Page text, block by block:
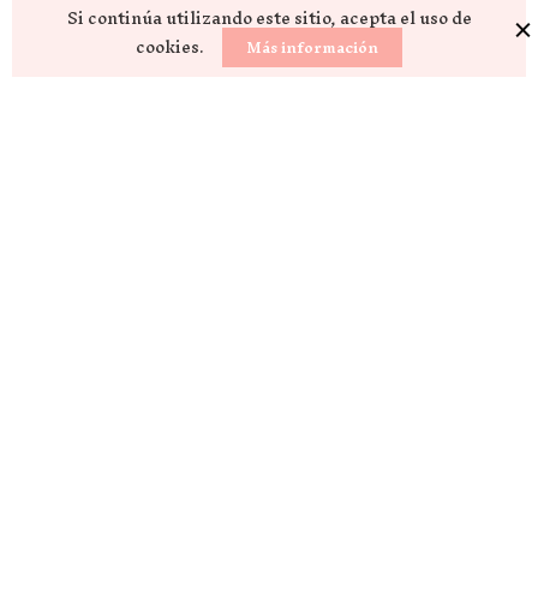
Si continúa utilizando este sitio, acepta el uso de
cookies. Más información